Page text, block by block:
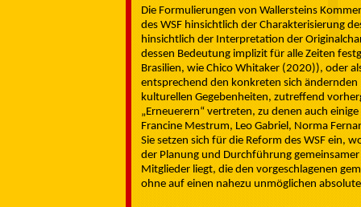
Die Formulierungen von Wallersteins
des WSF hinsichtlich der Charakterisierung
hinsichtlich der Interpretation der
dessen Bedeutung implizit für alle Zeiten
Brasilien, wie Chico Whitaker (2020)), oder
entsprechend den konkreten sich
kulturellen Gegebenheiten, zutreffend
„Erneuerern“ vertreten, zu denen auch
Francine Mestrum, Leo Gabriel, Norma
Sie setzen sich für die Reform des WSF ein,
der Planung und Durchführung
Mitglieder liegt, die den vorgeschlagenen
ohne auf einen nahezu unmöglichen